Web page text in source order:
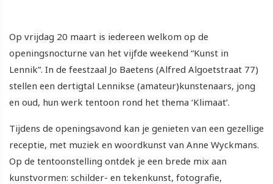
Op vrijdag 20 maart is iedereen welkom op de
openingsnocturne van het vijfde weekend “Kunst in
Lennik”. In de feestzaal Jo Baetens (Alfred Algoetstraat 77)
stellen een dertigtal Lennikse (amateur)kunstenaars, jong
en oud, hun werk tentoon rond het thema ‘Klimaat’.
Tijdens de openingsavond kan je genieten van een gezellige
receptie, met muziek en woordkunst van Anne Wyckmans.
Op de tentoonstelling ontdek je een brede mix aan
kunstvormen: schilder- en tekenkunst, fotografie,